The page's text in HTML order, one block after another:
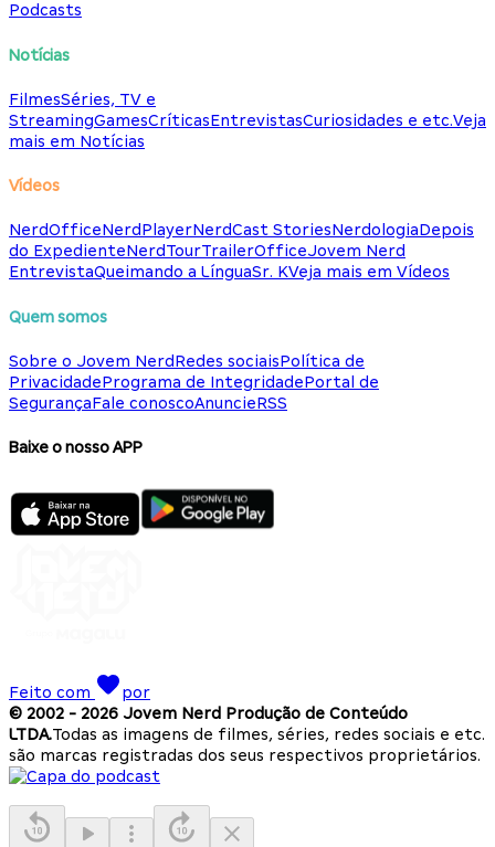
Podcasts
Notícias
FilmesSéries, TV e
StreamingGamesCríticasEntrevistasCuriosidades e etc.Veja
mais em Notícias
Vídeos
NerdOfficeNerdPlayerNerdCast StoriesNerdologiaDepois
do ExpedienteNerdTourTrailerOfficeJovem Nerd
EntrevistaQueimando a LínguaSr. KVeja mais em Vídeos
Quem somos
Sobre o Jovem NerdRedes sociaisPolítica de
PrivacidadePrograma de IntegridadePortal de
SegurançaFale conoscoAnuncieRSS
Baixe o nosso APP
Feito com
por
© 2002 - 2026 Jovem Nerd Produção de Conteúdo
LTDA.Todas as imagens de filmes, séries, redes sociais e etc.
são marcas registradas dos seus respectivos proprietários.